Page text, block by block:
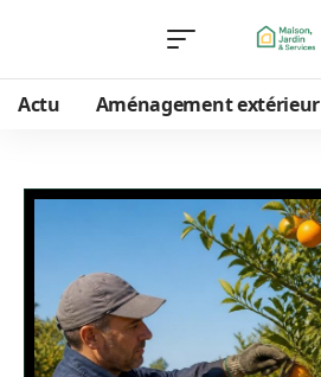
Actu Aménagement extérieur